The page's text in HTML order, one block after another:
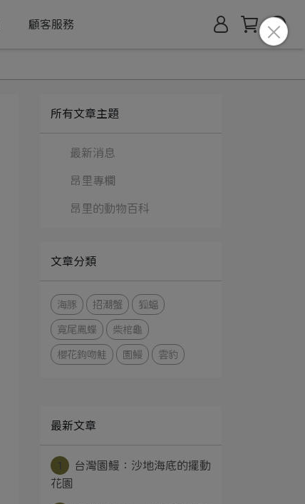
顧客服務
所有文章主題
最新消息
昂里專欄
昂里的動物百科
文章分類
海豚 招潮蟹 狐蝠
寬尾鳳蝶 柴棺龜
櫻花鉤吻鮭 園鰻 雲豹
最新文章
台灣園鰻：沙地海底的擺動
花園